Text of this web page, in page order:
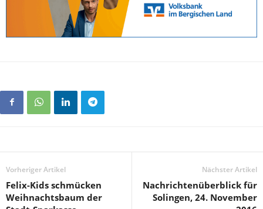
Vorheriger Artikel
Felix-Kids schmücken
Weihnachtsbaum der
Nächster Artikel
Nachrichtenüberblick für
Solingen, 24. November